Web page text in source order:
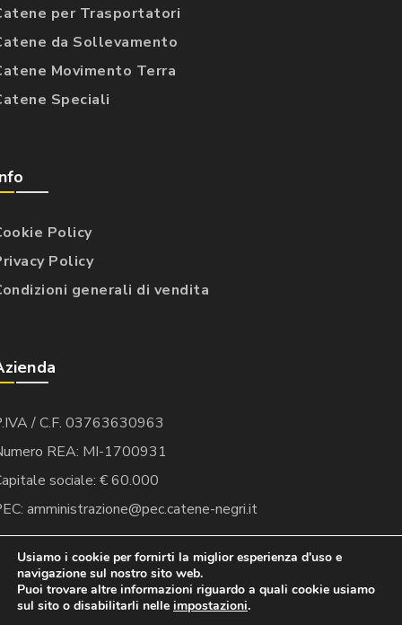
per Trasportatori
da Sollevamento
Movimento Terra
Speciali
Policy
Policy
generali di vendita
/ C.F. 03763630963
REA: MI-1700931
sociale: € 60.000
amministrazione@pec.catene-negri.it
Usiamo i cookie per fornirti la miglior esperienza d'uso e
navigazione sul nostro sito web.
Puoi trovare altre informazioni riguardo a quali cookie usiamo
sul sito o disabilitarli nelle impostazioni.